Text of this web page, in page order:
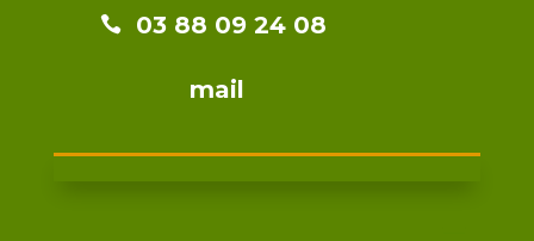
 03 88 09 24 08​​
mail